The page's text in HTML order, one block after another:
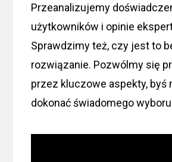
Przeanalizujemy
użytkowników i opinie
Sprawdzimy też, czy jest to
rozwiązanie. Pozwólmy się
przez kluczowe aspekty, byś
dokonać świadomego